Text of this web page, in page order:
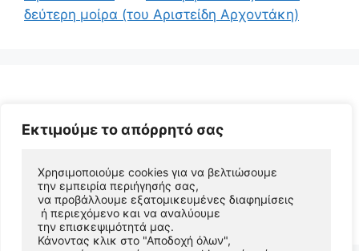
Εκτιμούμε το απόρρητό σας
Χρησιμοποιούμε cookies για να βελτιώσουμε
την εμπειρία περιήγησής σας,
να προβάλλουμε εξατομικευμένες διαφημίσεις
ή περιεχόμενο και να αναλύουμε
την επισκεψιμότητά μας.
Κάνοντας κλικ στο "Αποδοχή όλων",
δεύτερη μοίρα (του Αριστείδη Αρχοντάκη)
© 2026 Αριστείδης Αρχοντάκης Φυσικός Συγγραφέας
• Φτιαγμένο μεGeneratePress